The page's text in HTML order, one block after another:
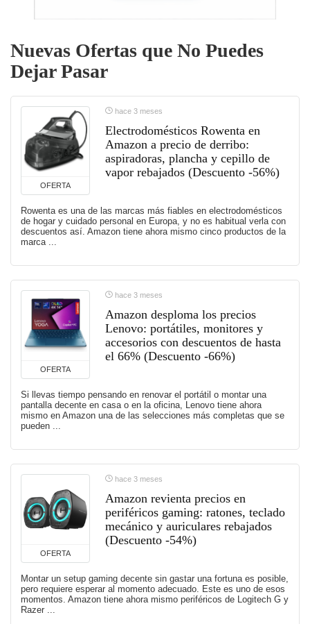
Nuevas Ofertas que No Puedes
Dejar Pasar
OFERTA
hace 3 meses
Electrodomésticos Rowenta en
Amazon a precio de derribo:
aspiradoras, plancha y cepillo de
vapor rebajados (Descuento -56%)
Rowenta es una de las marcas más fiables en electrodomésticos
de hogar y cuidado personal en Europa, y no es habitual verla con
descuentos así. Amazon tiene ahora mismo cinco productos de la
marca ...
OFERTA
hace 3 meses
Amazon desploma los precios
Lenovo: portátiles, monitores y
accesorios con descuentos de hasta
el 66% (Descuento -66%)
Si llevas tiempo pensando en renovar el portátil o montar una
pantalla decente en casa o en la oficina, Lenovo tiene ahora
mismo en Amazon una de las selecciones más completas que se
pueden ...
OFERTA
hace 3 meses
Amazon revienta precios en
periféricos gaming: ratones, teclado
mecánico y auriculares rebajados
(Descuento -54%)
Montar un setup gaming decente sin gastar una fortuna es posible,
pero requiere esperar al momento adecuado. Este es uno de esos
momentos. Amazon tiene ahora mismo periféricos de Logitech G y
Razer ...